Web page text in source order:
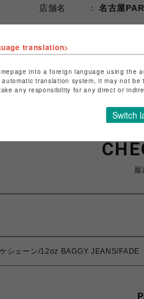
店舗名
名古屋
ショップお問い合わせは
最
シェーン/12oz BAGGY JEANS/FADE
translation>
into a foreign language using the
translation system, it may not
any responsibility for any direct or
Switch